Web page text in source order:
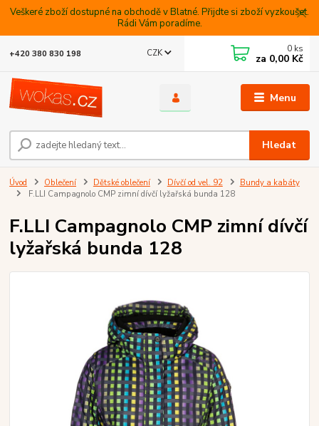
Veškeré zboží dostupné na obchodě v Blatné. Přijdte si zboží vyzkoušet.
Rádi Vám poradíme.
Menu
CZK
Hledat
+420 380 830 198 0 ks
za 0,00 Kč
Úvod Oblečení Dětské oblečení Dívčí od vel. 92
Bundy a kabáty
F.LLI Campagnolo CMP zimní dívčí lyžařská bunda 128
F.LLI Campagnolo CMP zimní dívčí
lyžařská bunda 128